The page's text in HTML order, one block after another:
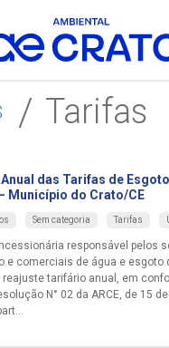
Tarifas
das Tarifas de
Município do Crato/CE
Sem categoria Tarifas
responsável pelos
e comerciais de água e esgoto
reajuste tarifário anual, em
N° 02 da ARCE, de 15